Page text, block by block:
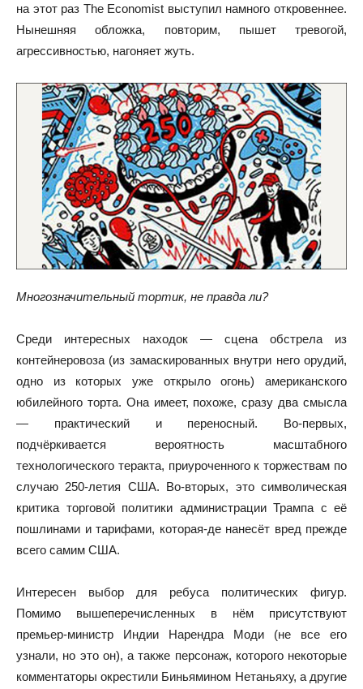
на этот раз The Economist выступил намного откровеннее.
Нынешняя обложка, повторим, пышет тревогой,
агрессивностью, нагоняет жуть.
Многозначительный тортик, не правда ли?
Среди интересных находок — сцена обстрела из
контейнеровоза (из замаскированных внутри него орудий,
одно из которых уже открыло огонь) американского
юбилейного торта. Она имеет, похоже, сразу два смысла
— практический и переносный. Во-первых,
подчёркивается вероятность масштабного
технологического теракта, приуроченного к торжествам по
случаю 250-летия США. Во-вторых, это символическая
критика торговой политики администрации Трампа с её
пошлинами и тарифами, которая-де нанесёт вред прежде
всего самим США.
Интересен выбор для ребуса политических фигур.
Помимо вышеперечисленных в нём присутствуют
премьер-министр Индии Нарендра Моди (не все его
узнали, но это он), а также персонаж, которого некоторые
комментаторы окрестили Биньямином Нетаньяху, а другие